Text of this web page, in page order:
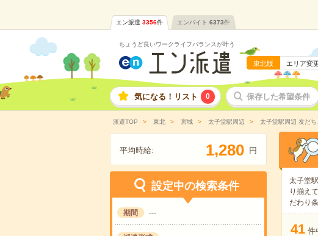
エン派遣 3356件 エンバイト 6373件
ちょうど良いワークライフバランスが叶う
東北版 エリア変
気になる！リスト 0 保存した希望条件
派遣TOP 東北 宮城 太子堂駅周辺 太子堂駅周辺 友だ
平均時給: 1,280 円
設定中の検索条件
期間 ---
太子堂
り揃え
だわり
41 件